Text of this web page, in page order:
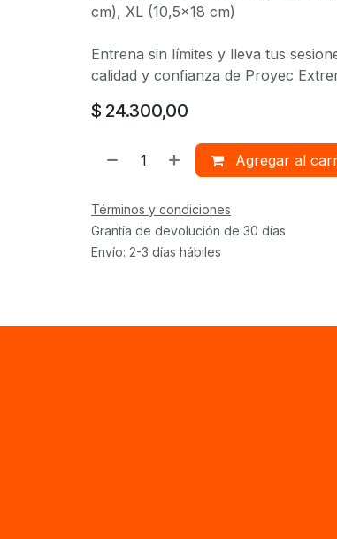
cm), XL (10,5x18 cm)
Entrena sin límites y lleva tus
calidad y confianza de Proyec
$ 24.300,00
Agregar al
Términos y condiciones
Grantía de devolución de 30 días
Envío: 2-3 días hábiles